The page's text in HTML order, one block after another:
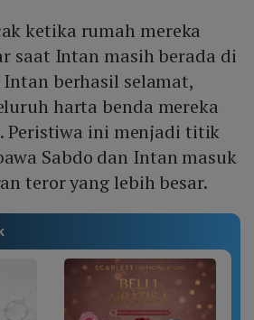
ketika rumah mereka
saat Intan masih berada di
berhasil selamat,
harta benda mereka
Peristiwa ini menjadi titik
Sabdo dan Intan masuk
teror yang lebih besar.